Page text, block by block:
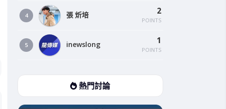
4 張 炘培 2
POINTS
5 inewslong 1
POINTS
熱門討論